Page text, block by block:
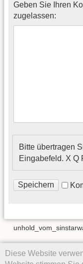
Diese Website
Geben Sie Ihren
zugelassen:
Bitte übertragen
Eingabefeld. X Q